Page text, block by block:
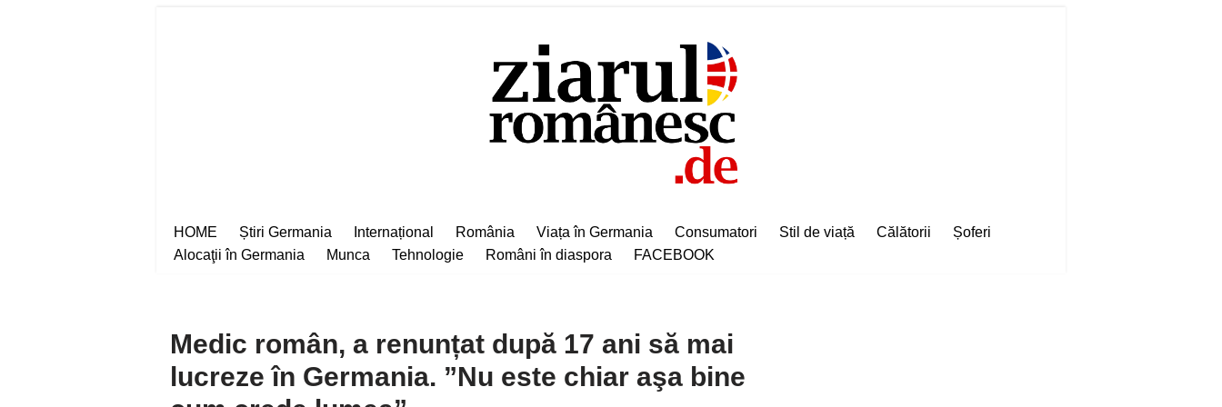
HOME Știri Germania Internațional România Viața în Germania Consumatori Stil de viață Călătorii
Șoferi
Alocaţii în Germania
Munca Tehnologie Români în diaspora FACEBOOK
Medic român, a renunțat după 17 ani să mai
lucreze în Germania. ”Nu este chiar aşa bine